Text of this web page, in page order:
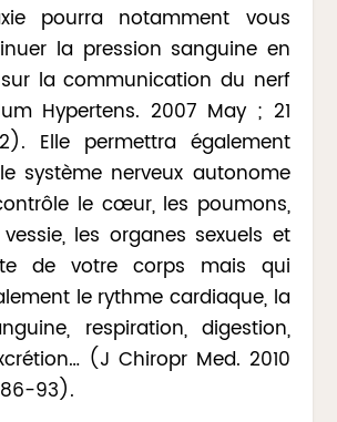
pourra notamment vous
la pression sanguine en
la communication du nerf
Hypertens. 2007 May ; 21
Elle permettra également
système nerveux autonome
le cœur, les poumons,
les organes sexuels et
de votre corps mais qui
le rythme cardiaque, la
respiration, digestion,
(J Chiropr Med. 2010
93).